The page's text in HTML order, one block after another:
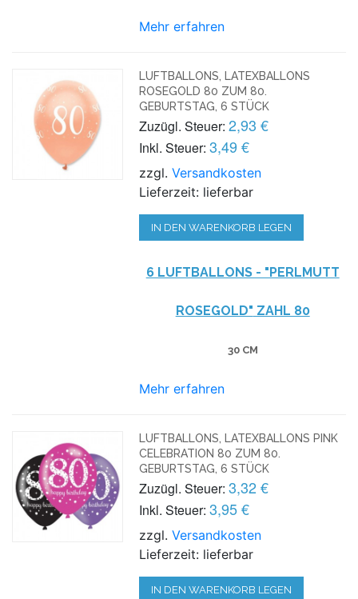
Mehr erfahren
LUFTBALLONS, LATEXBALLONS
ROSEGOLD 80 ZUM 80.
GEBURTSTAG, 6 STÜCK
Zuzügl. Steuer: 2,93 €
Inkl. Steuer: 3,49 €
zzgl.Versandkosten
Lieferzeit: lieferbar
IN DEN WARENKORB LEGEN
6 LUFTBALLONS - "PERLMUTT
ROSEGOLD" ZAHL 80
30 CM
Mehr erfahren
LUFTBALLONS, LATEXBALLONS PINK
CELEBRATION 80 ZUM 80.
GEBURTSTAG, 6 STÜCK
Zuzügl. Steuer: 3,32 €
Inkl. Steuer: 3,95 €
zzgl.Versandkosten
Lieferzeit: lieferbar
IN DEN WARENKORB LEGEN